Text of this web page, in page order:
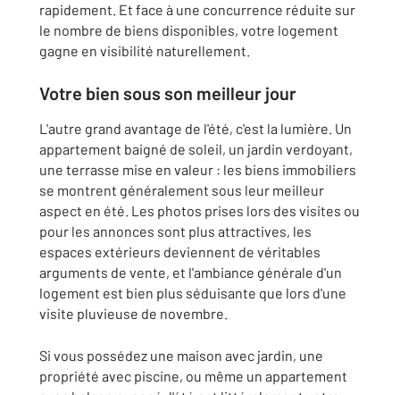
rapidement. Et face à une concurrence réduite sur
le nombre de biens disponibles, votre logement
gagne en visibilité naturellement.
Votre bien sous son meilleur jour
L'autre grand avantage de l'été, c'est la lumière. Un
appartement baigné de soleil, un jardin verdoyant,
une terrasse mise en valeur : les biens immobiliers
se montrent généralement sous leur meilleur
aspect en été. Les photos prises lors des visites ou
pour les annonces sont plus attractives, les
espaces extérieurs deviennent de véritables
arguments de vente, et l'ambiance générale d'un
logement est bien plus séduisante que lors d'une
visite pluvieuse de novembre.
Si vous possédez une maison avec jardin, une
propriété avec piscine, ou même un appartement